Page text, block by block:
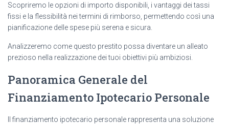
Scopriremo le opzioni di importo disponibili, i vantaggi dei tassi
fissi e la flessibilità nei termini di rimborso, permettendo così una
pianificazione delle spese più serena e sicura.
Analizzeremo come questo prestito possa diventare un alleato
prezioso nella realizzazione dei tuoi obiettivi più ambiziosi.
Panoramica Generale del
Finanziamento Ipotecario Personale
Il finanziamento ipotecario personale rappresenta una soluzione